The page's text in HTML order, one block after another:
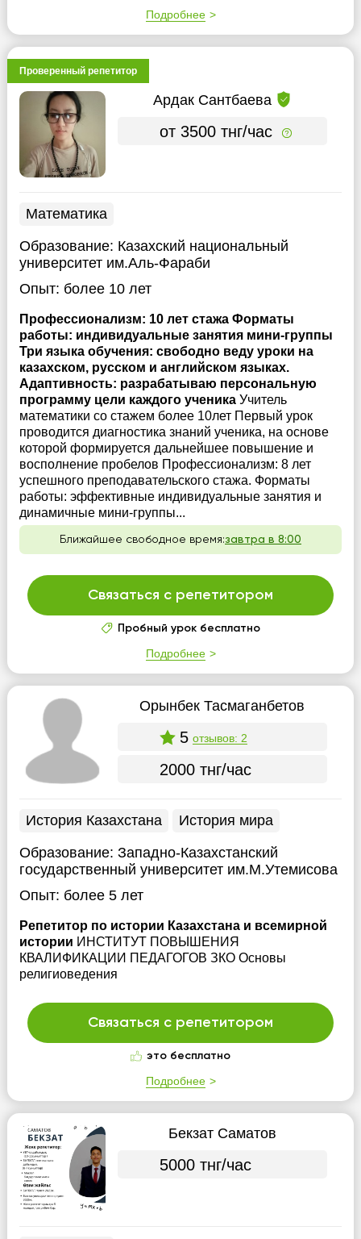
Подробнее
Проверенный репетитор
Ардак Сантбаева
от 3500 тнг/час
Математика
Образование: Казахский национальный
университет им.Аль-Фараби
Опыт: более 10 лет
Профессионализм: 10 лет стажа Форматы
работы: индивидуальные занятия мини-группы
Три языка обучения: свободно веду уроки на
казахском, русском и английском языках.
Адаптивность: разрабатываю персональную
программу цели каждого ученика Учитель
математики со стажем более 10лет Первый урок
проводится диагностика знаний ученика, на основе
которой формируется дальнейшее повышение и
восполнение пробелов Профессионализм: 8 лет
успешного преподавательского стажа. Форматы
работы: эффективные индивидуальные занятия и
динамичные мини-группы...
Ближайшее свободное время:завтра в 8:00
Связаться с репетитором
Пробный урок бесплатно
Подробнее
Орынбек Тасмаганбетов
5 отзывов: 2
2000 тнг/час
История Казахстана
История мира
Образование: Западно-Казахстанский
государственный университет им.М.Утемисова
Опыт: более 5 лет
Репетитор по истории Казахстана и всемирной
истории ИНСТИТУТ ПОВЫШЕНИЯ
КВАЛИФИКАЦИИ ПЕДАГОГОВ ЗКО Основы
религиоведения
Связаться с репетитором
это бесплатно
Подробнее
Бекзат Саматов
5000 тнг/час